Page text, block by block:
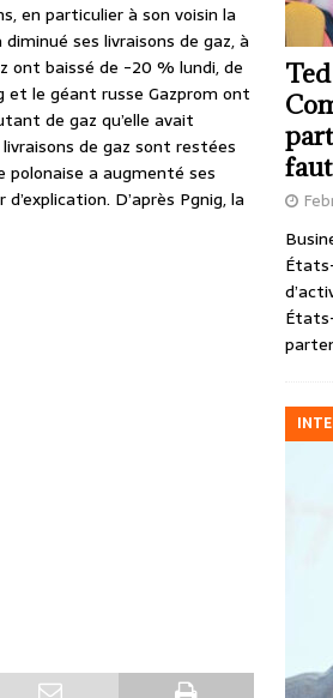
en particulier à son voisin la
ses livraisons de gaz, à
ont baissé de -20 % lundi, de
et le géant russe Gazprom ont
de gaz qu’elle avait
de gaz sont restées
polonaise a augmenté ses
D’après Pgnig, la